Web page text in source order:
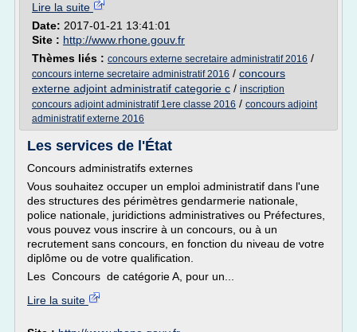
Lire la suite
Date: 2017-01-21 13:41:01
Site : http://www.rhone.gouv.fr
Thèmes liés : concours externe secretaire administratif 2016 /
concours interne secretaire administratif 2016 / concours
externe adjoint administratif categorie c / inscription
concours adjoint administratif 1ere classe 2016 / concours adjoint
administratif externe 2016
Les services de l'État
Concours administratifs externes
Vous souhaitez occuper un emploi administratif dans l'une
des structures des périmètres gendarmerie nationale,
police nationale, juridictions administratives ou Préfectures,
vous pouvez vous inscrire à un concours, ou à un
recrutement sans concours, en fonction du niveau de votre
diplôme ou de votre qualification.
Les Concours de catégorie A, pour un...
Lire la suite